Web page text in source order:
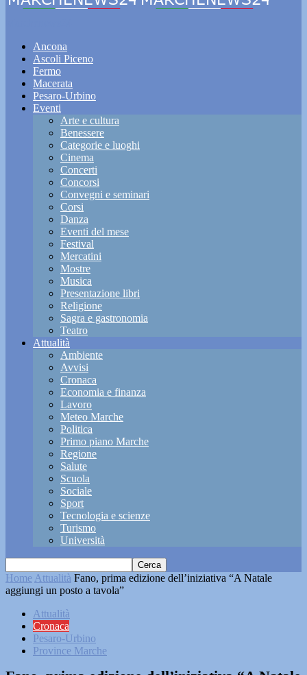
Ancona
Ascoli Piceno
Fermo
Macerata
Pesaro-Urbino
Eventi
Arte e cultura
Benessere
Categorie e luoghi
Cinema
Concerti
Concorsi
Convegni e seminari
Corsi
Danza
Eventi del mese
Festival
Mercatini
Mostre
Musica
Presentazione libri
Religione
Sagra e gastronomia
Teatro
Attualità
Ambiente
Avvisi
Cronaca
Economia e finanza
Lavoro
Meteo Marche
Politica
Primo piano Marche
Regione
Salute
Scuola
Sociale
Sport
Tecnologia e scienze
Turismo
Università
Home Attualità Fano, prima edizione dell’iniziativa “A Natale
aggiungi un posto a tavola”
Attualità
Cronaca
Pesaro-Urbino
Province Marche